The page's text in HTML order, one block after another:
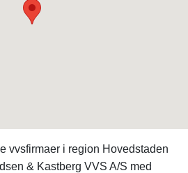
vvsfirmaer i region Hovedstaden
& Kastberg VVS A/S med